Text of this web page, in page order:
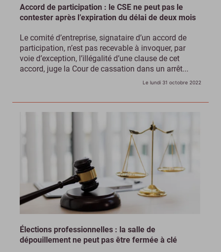
Accord de participation : le CSE ne peut pas le
contester après l’expiration du délai de deux mois
Le comité d’entreprise, signataire d’un accord de
participation, n’est pas recevable à invoquer, par
voie d’exception, l’illégalité d’une clause de cet
accord, juge la Cour de cassation dans un arrêt...
Le lundi 31 octobre 2022
Élections professionnelles : la salle de
dépouillement ne peut pas être fermée à clé